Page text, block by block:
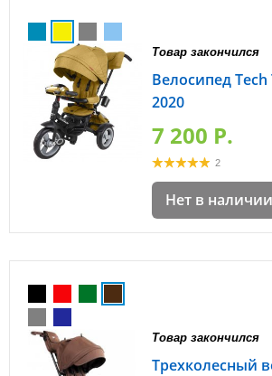
Товар закончился
Велосипед
2020
7 200 P.
2
Нет в наличии
Товар закончился
Трехколесный